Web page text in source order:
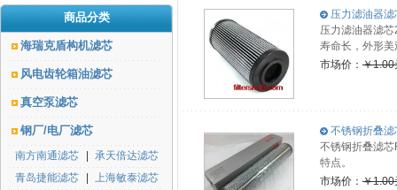
商品分类
海瑞克盾构机滤芯
风电齿轮箱油滤芯
真空泵滤芯
钢厂/电厂滤芯
南方南通滤芯
承天倍达滤芯
青岛捷能滤芯
上海敏泰滤芯
压力滤油器
压力滤油器滤
寿命长，外形
市场价： ￥1.00
不锈钢折叠
不锈钢折叠滤
特点。
市场价： ￥1.00